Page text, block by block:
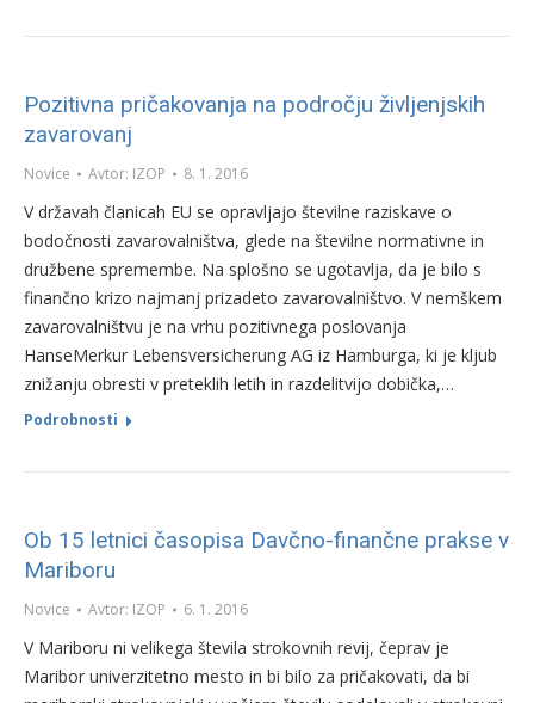
Pozitivna pričakovanja na področju življenjskih
zavarovanj
Novice Avtor: IZOP 8. 1. 2016
V državah članicah EU se opravljajo številne raziskave o
bodočnosti zavarovalništva, glede na številne normativne in
družbene spremembe. Na splošno se ugotavlja, da je bilo s
finančno krizo najmanj prizadeto zavarovalništvo. V nemškem
zavarovalništvu je na vrhu pozitivnega poslovanja
HanseMerkur Lebensversicherung AG iz Hamburga, ki je kljub
znižanju obresti v preteklih letih in razdelitvijo dobička,…
Podrobnosti
Ob 15 letnici časopisa Davčno-finančne prakse v
Mariboru
Novice Avtor: IZOP 6. 1. 2016
V Mariboru ni velikega števila strokovnih revij, čeprav je
Maribor univerzitetno mesto in bi bilo za pričakovati, da bi